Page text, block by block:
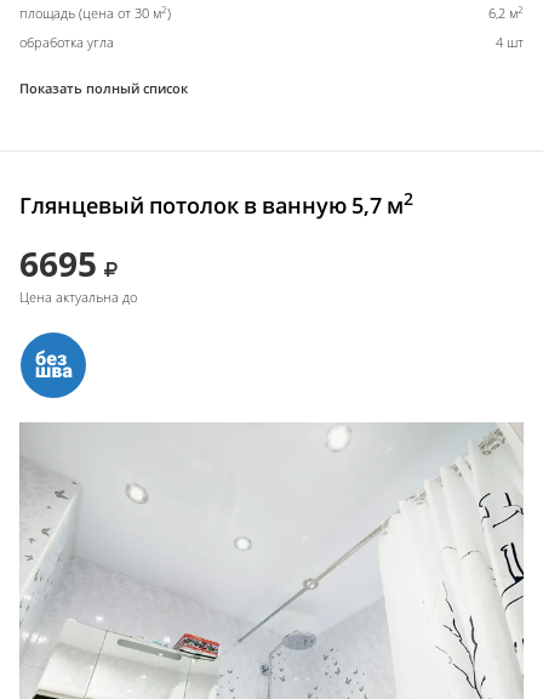
площадь (цена от 30 м2) 6,2 м2
обработка угла 4 шт
Показать полный список
Глянцевый потолок в ванную 5,7 м2
6695
Цена актуальна до